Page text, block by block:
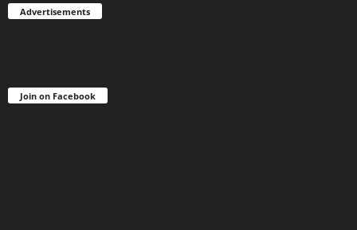
Advertisements
Join on Facebook